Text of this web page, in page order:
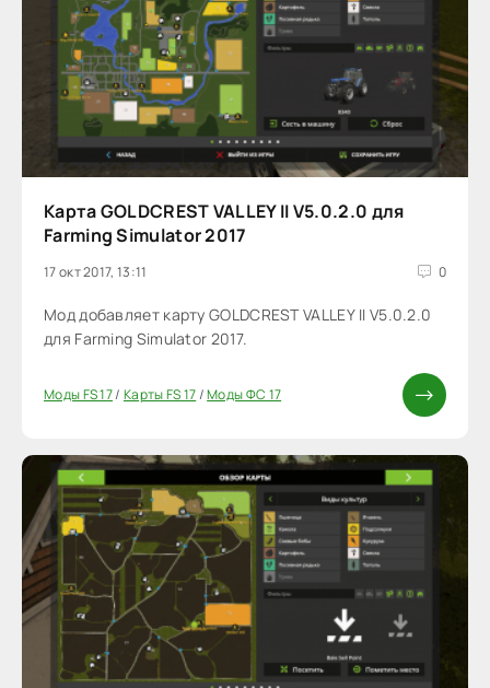
Карта GOLDCREST VALLEY II V5.0.2.0 для
Farming Simulator 2017
17 окт 2017, 13:11 0
Мод добавляет карту GOLDCREST VALLEY II V5.0.2.0
для Farming Simulator 2017.
Моды FS 17/ Карты FS 17/Моды ФС 17